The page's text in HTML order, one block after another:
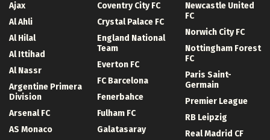
Ajax
Al Ahli
Al Hilal
Al Ittihad
Al Nassr
Argentine Primera
Division
Arsenal FC
AS Monaco
Coventry City FC
Crystal Palace FC
England National
Team
Everton FC
FC Barcelona
Fenerbahce
Fulham FC
Galatasaray
Newcastle United
FC
Norwich City FC
Nottingham Forest
FC
Paris Saint-
Germain
Premier League
RB Leipzig
Real Madrid CF